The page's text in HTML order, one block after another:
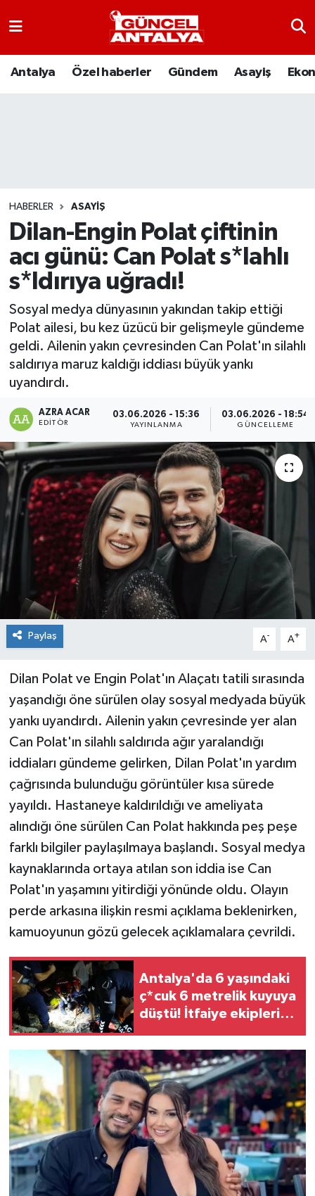
Antalya Özel haberler Gündem Asayiş
HABERLER ASAYIŞ
Dilan-Engin Polat çiftinin
acı günü: Can Polat s*lahlı
s*ldırıya uğradı!
Sosyal medya dünyasının yakından takip ettiği
Polat ailesi, bu kez üzücü bir gelişmeyle gündeme
geldi. Ailenin yakın çevresinden Can Polat'ın silahlı
saldırıya maruz kaldığı iddiası büyük yankı
uyandırdı.
AZRA ACAR
EDITÖR
03.06.2026 - 15:36
YAYINLANMA
03.06.2026 - 18:54
GÜNCELLEME
Paylaş A- A+
Dilan Polat ve Engin Polat'ın Alaçatı tatili sırasında
yaşandığı öne sürülen olay sosyal medyada büyük
yankı uyandırdı. Ailenin yakın çevresinde yer alan
Can Polat'ın silahlı saldırıda ağır yaralandığı
iddiaları gündeme gelirken, Dilan Polat'ın yardım
çağrısında bulunduğu görüntüler kısa sürede
yayıldı. Hastaneye kaldırıldığı ve ameliyata
alındığı öne sürülen Can Polat hakkında peş peşe
farklı bilgiler paylaşılmaya başlandı. Sosyal medya
kaynaklarında ortaya atılan son iddia ise Can
Polat'ın yaşamını yitirdiği yönünde oldu. Olayın
perde arkasına ilişkin resmi açıklama beklenirken,
kamuoyunun gözü gelecek açıklamalara çevrildi.
Antalya'da 6 yaşındaki
ç*cuk 6 metrelik kuyuya
düştü! İtfaiye ekipleri
Antalya
Eğitim
Ekonomi
Gündem
Kültür-Sanat
Magazin
Özel haberler
Sağlık
Siyaset
Spor
Nöbetçi Eczaneler
Tüm Manşetler
Son Dakika Haberleri
Haber Arşivi